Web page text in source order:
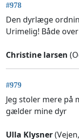
#978
Den dyrlæge
Urimelig! Både
Christine larsen
#979
Jeg stoler mere på
gælder mine dyr
Ulla Klysner